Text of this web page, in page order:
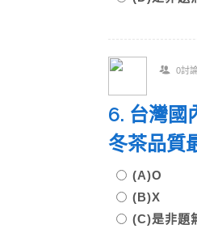
0討
6. 台灣國
冬茶品質
(A)O
(B)X
(C)是非題